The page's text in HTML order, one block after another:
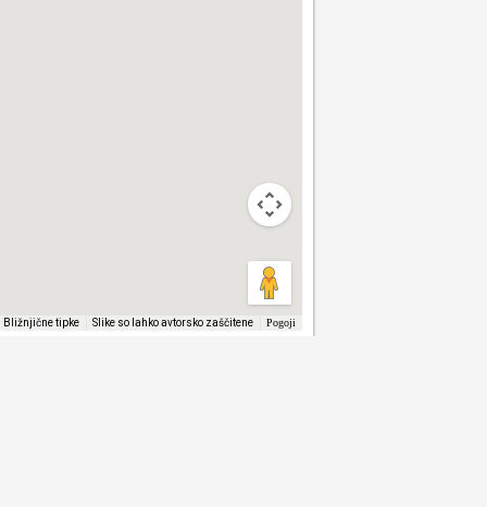
Bližnjične tipke Slike so lahko avtorsko zaščitene Pogoji